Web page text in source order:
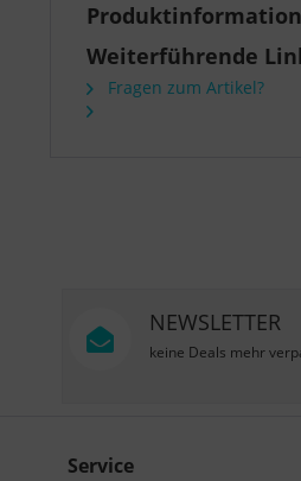
Weiterführende
Fragen zum Artikel?
NEWSLETTER
keine Deals mehr
Service